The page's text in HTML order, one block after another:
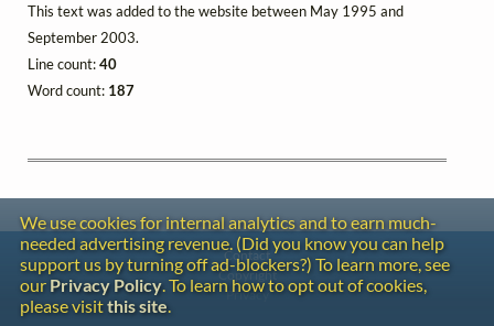
This text was added to the website between May 1995 and
September 2003.
Line count:40
Word count: 187
We use cookies for internal analytics and to earn much-
needed advertising revenue. (Did you know you can help
support us by turning off ad-blockers?) To learn more, see
our Privacy Policy. To learn how to opt out of cookies,
please visitthis site.
Contact
Copyright
Privacy